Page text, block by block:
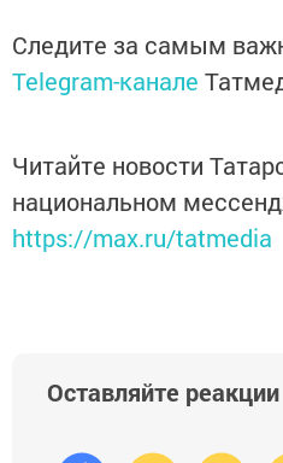
Следите за самым
Telegram-канале
Читайте новости
национальном
https://max.ru/tatmedia
Оставляйте реакции